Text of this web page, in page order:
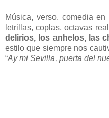
Música, verso, comedia
letrillas, coplas, octavas
delirios, los anhelos, las
estilo que siempre nos
“Ay mi Sevilla, puerta del